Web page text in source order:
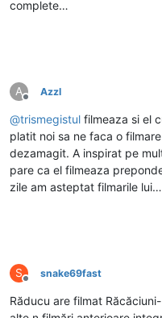
complete…
A
Deconectat
Azzl
@trismegistul filmeaza si el
platit noi sa ne faca o
dezamagit. A inspirat pe
pare ca el filmeaza
zile am asteptat filmarile
S
Deconectat
snake69fast
Răducu are filmat